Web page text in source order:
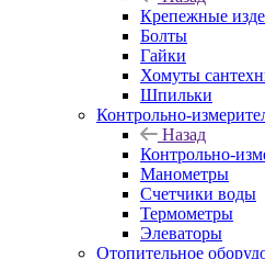
Крепежные
Болты
Гайки
Хомуты
Шпильки
Контрольно-
Назад
Контрольно-
Манометры
Счетчики воды
Термометры
Элеваторы
Отопительное